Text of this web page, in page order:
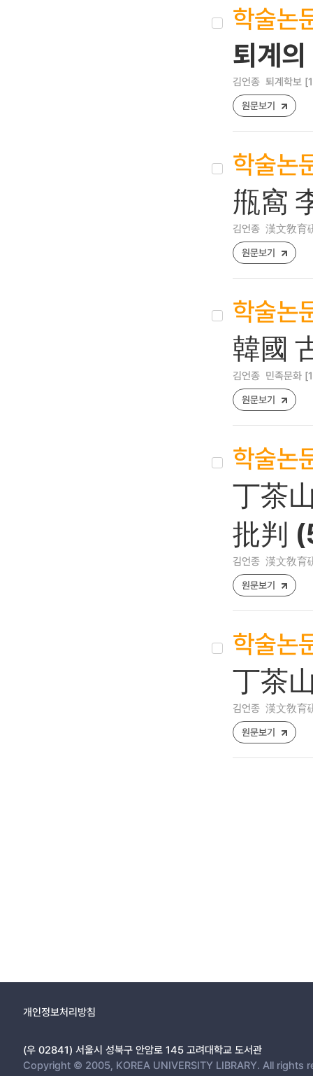
학술논
퇴계
김언종 퇴계학보
원문보기
학술논
甁窩
김언종 漢文敎育
원문보기
학술논
韓國
김언종 민족문화
원문보기
학술논
丁茶
批判
김언종 漢文敎育
원문보기
학술논
丁茶
김언종 漢文敎育
원문보기
개인정보처리방침
(우 02841) 서울시 성북구 안암로 145 고려대학교 도서관
Copyright © 2005, KOREA UNIVERSITY LIBRARY. All rights